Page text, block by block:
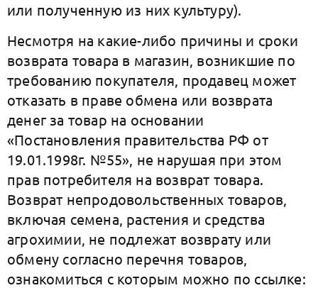
или полученную из них культуру).
Несмотря на какие-либо причины и сроки
возврата товара в магазин, возникшие по
требованию покупателя, продавец может
отказать в праве обмена или возврата
денег за товар на основании
«Постановления правительства РФ от
19.01.1998г. №55», не нарушая при этом
прав потребителя на возврат товара.
Возврат непродовольственных товаров,
включая семена, растения и средства
агрохимии, не подлежат возврату или
обмену согласно перечня товаров,
ознакомиться с которым можно по ссылке: